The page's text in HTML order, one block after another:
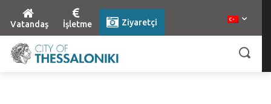
Vatandaş İşletme Ziyaretçi